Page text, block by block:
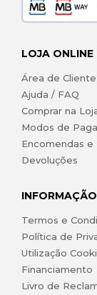
LOJA ONLINE
Área de Cliente
Ajuda / FAQ
Comprar na
Modos de
Encomendas e
Devoluções
Termos e
Política de
Utilização
Financiamento
Livro de